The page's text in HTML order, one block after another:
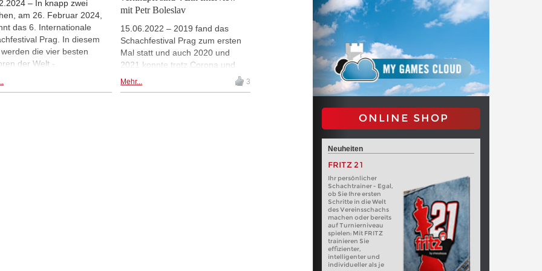
– In knapp zwei
am 26. Februar 2024,
das 6. Internationale
Prag. In diesem
die vier besten
der Welt -
und Keymer - in
mit Petr Boleslav
15.06.2022 – 2019 fand das
Schachfestival Prag zum ersten
Mal statt und auch 2020 und
2021 konnte trotz Corona und
Lockdown in Prag live gespielt
Mehr... 3
ONLINE SHOP
Neuheiten
FRITZ 21
Ihr persönlicher
Schachtrainer - Egal,
ob Sie Ihre ersten
Schritte in die Welt
des Vereinsschachs
machen oder bereits
auf Turnierniveau
spielen: Mit FRITZ
trainieren Sie
effizienter,
intelligenter und
individueller als je